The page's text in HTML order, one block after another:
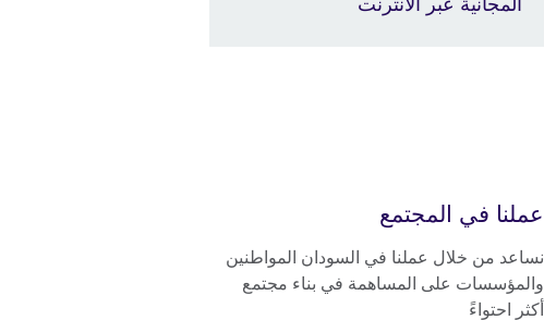
المجانية عبر الانترنت
عملنا في المجتمع
نساعد من خلال عملنا في السودان المواطنين
والمؤسسات على المساهمة في بناء مجتمع
أكثر احتواءً